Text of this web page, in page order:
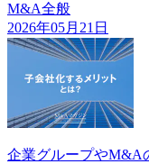
M&A全般
2026年05月21日
企業グループやM&A